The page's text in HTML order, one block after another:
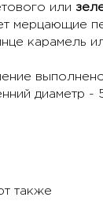
или
мерцающие
карамель
диаметр -
также